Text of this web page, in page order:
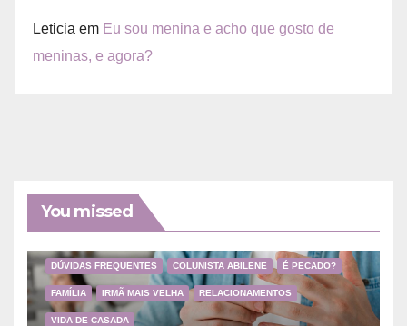
Leticia em Eu sou menina e acho que gosto de
meninas, e agora?
You missed
DÚVIDAS FREQUENTES COLUNISTA ABILENE É PECADO?
FAMÍLIA IRMÃ MAIS VELHA RELACIONAMENTOS
VIDA DE CASADA